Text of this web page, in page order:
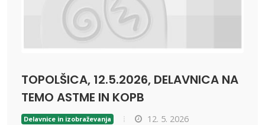
TOPOLŠICA, 12.5.2026, DELAVNICA NA
TEMO ASTME IN KOPB
Delavnice in izobraževanja
12. 5. 2026